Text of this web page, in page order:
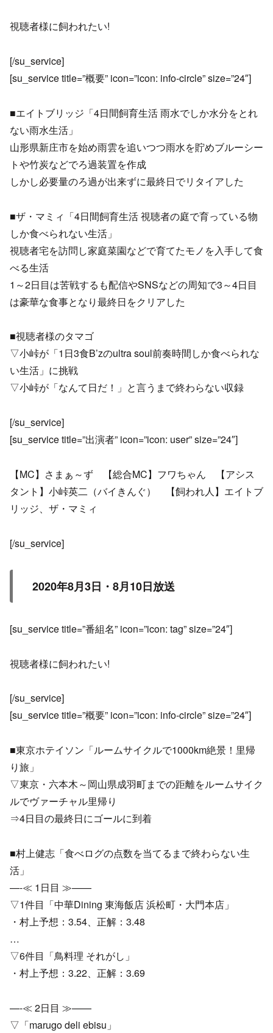
視聴者様に飼われたい!
[/su_service]
[su_service title=”概要” icon=”icon: info-circle” size=”24″]
■エイトブリッジ「4日間飼育生活 雨水でしか水分をとれ
ない雨水生活」
山形県新庄市を始め雨雲を追いつつ雨水を貯めブルーシー
トや竹炭などでろ過装置を作成
しかし必要量のろ過が出来ずに最終日でリタイアした
■ザ・マミィ「4日間飼育生活 視聴者の庭で育っている物
しか食べられない生活」
視聴者宅を訪問し家庭菜園などで育てたモノを入手して食
べる生活
1～2日目は苦戦するも配信やSNSなどの周知で3～4日目
は豪華な食事となり最終日をクリアした
■視聴者様のタマゴ
▽小峠が「1日3食B’zのultra soul前奏時間しか食べられな
い生活」に挑戦
▽小峠が「なんて日だ！」と言うまで終わらない収録
[/su_service]
[su_service title=”出演者” icon=”icon: user” size=”24″]
【MC】さまぁ～ず 【総合MC】フワちゃん 【アシス
タント】小峠英二（バイきんぐ） 【飼われ人】エイトブ
リッジ、ザ・マミィ
[/su_service]
2020年8月3日・8月10日放送
[su_service title=”番組名” icon=”icon: tag” size=”24″]
視聴者様に飼われたい!
[/su_service]
[su_service title=”概要” icon=”icon: info-circle” size=”24″]
■東京ホテイソン「ルームサイクルで1000km絶景！里帰
り旅」
▽東京・六本木～岡山県成羽町までの距離をルームサイク
ルでヴァーチャル里帰り
⇒4日目の最終日にゴールに到着
■村上健志「食べログの点数を当てるまで終わらない生
活」
—-≪ 1日目 ≫——
▽1件目「中華Dining 東海飯店 浜松町・大門本店」
・村上予想：3.54、正解：3.48
…
▽6件目「鳥料理 それがし」
・村上予想：3.22、正解：3.69
—-≪ 2日目 ≫——
▽「marugo deli ebisu」